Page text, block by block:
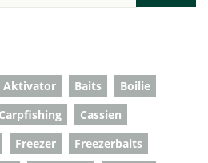
Aktivator Baits
Boilie
Carpfishing
Cassien
Freezer
Freezerbaits